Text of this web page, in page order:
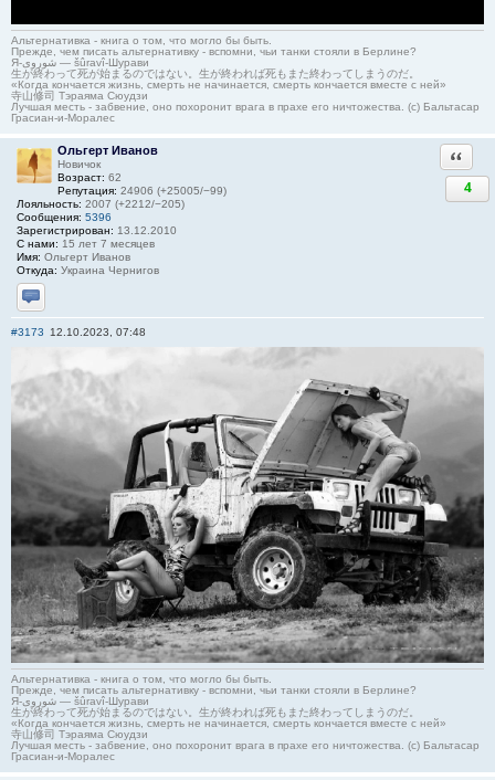
Альтернативка - книга о том, что могло бы быть.
Прежде, чем писать альтернативку - вспомни, чьи танки стояли в Берлине?
Я-شوروی — šûravî-Шурави
生が終わって死が始まるのではない。生が終われば死もまた終わってしまうのだ。
«Когда кончается жизнь, смерть не начинается, смерть кончается вместе с ней»
寺山修司 Тэраяма Сюудзи
Лучшая месть - забвение, оно похоронит врага в прахе его ничтожества. (с) Бальтасар
Грасиан-и-Моралес
Ольгерт Иванов
Новичок
Возраст: 62
Репутация: 24906 (+25005/−99)
Лояльность: 2007 (+2212/−205)
Сообщения: 5396
Зарегистрирован: 13.12.2010
С нами: 15 лет 7 месяцев
Имя: Ольгерт Иванов
Откуда: Украина Чернигов
Отправить личное сообщение
4
#3173 12.10.2023, 07:48
Альтернативка - книга о том, что могло бы быть.
Прежде, чем писать альтернативку - вспомни, чьи танки стояли в Берлине?
Я-شوروی — šûravî-Шурави
生が終わって死が始まるのではない。生が終われば死もまた終わってしまうのだ。
«Когда кончается жизнь, смерть не начинается, смерть кончается вместе с ней»
寺山修司 Тэраяма Сюудзи
Лучшая месть - забвение, оно похоронит врага в прахе его ничтожества. (с) Бальтасар
Грасиан-и-Моралес